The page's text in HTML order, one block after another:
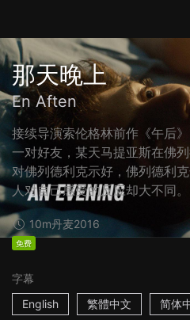
那天晚上
En Aften
接续导演索伦格林前作《午后
一对好友，某天马提亚斯在佛
对佛列德利克示好，佛列德利
人对自己感受的反应却大不同。
10m丹麦2016
免费
字幕
English
繁體中文 简体